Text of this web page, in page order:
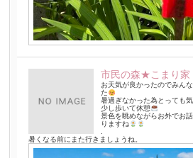
市民の森★こまり家
お天気が良かったのでみん
た
暑過ぎなかった為とっても
少し歩いて休憩
景色を眺めながらお外でお
りますね
.
暑くなる前にまた行きましょうね。